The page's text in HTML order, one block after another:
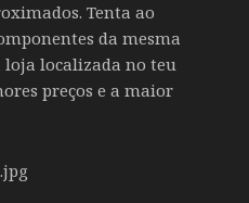
Tenta ao
da mesma
loja localizada no teu
preços e a maior